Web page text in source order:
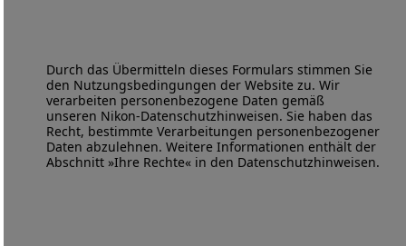
Durch das Übermitteln dieses Formulars stimmen Sie
den Nutzungsbedingungen der Website zu. Wir
verarbeiten personenbezogene Daten gemäß
unseren Nikon-Datenschutzhinweisen. Sie haben das
Recht, bestimmte Verarbeitungen personenbezogener
Daten abzulehnen. Weitere Informationen enthält der
Abschnitt »Ihre Rechte« in den Datenschutzhinweisen.